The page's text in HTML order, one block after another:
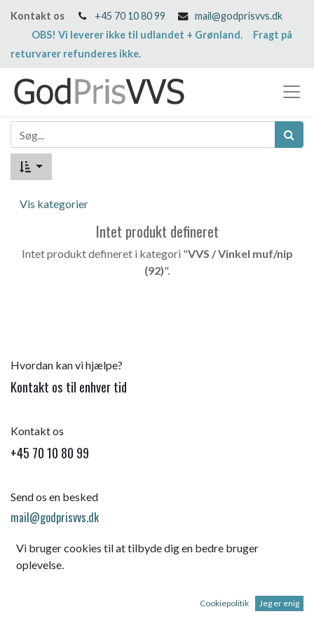
Kontakt os +45 70 10 80 99
mail@godprisvvs.dk
OBS! Vi leverer ikke til udlandet + Grønland. Fragt på
returvarer refunderes ikke.
Vis kategorier
Intet produkt defineret
Intet produkt defineret i kategori "VVS / Vinkel muf/nip
(92)".
Hvordan kan vi hjælpe?
Kontakt os til enhver tid
Kontakt os
+45 70 10 80 99
Send os en besked
mail@godprisvvs.dk
Vi bruger cookies til at tilbyde dig en bedre bruger
oplevelse.
Cookiepolitik Jeg er enig